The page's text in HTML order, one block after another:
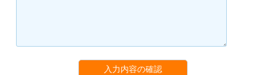
入力内容の確認